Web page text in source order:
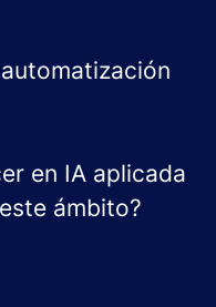
en IA aplicada
ámbito?